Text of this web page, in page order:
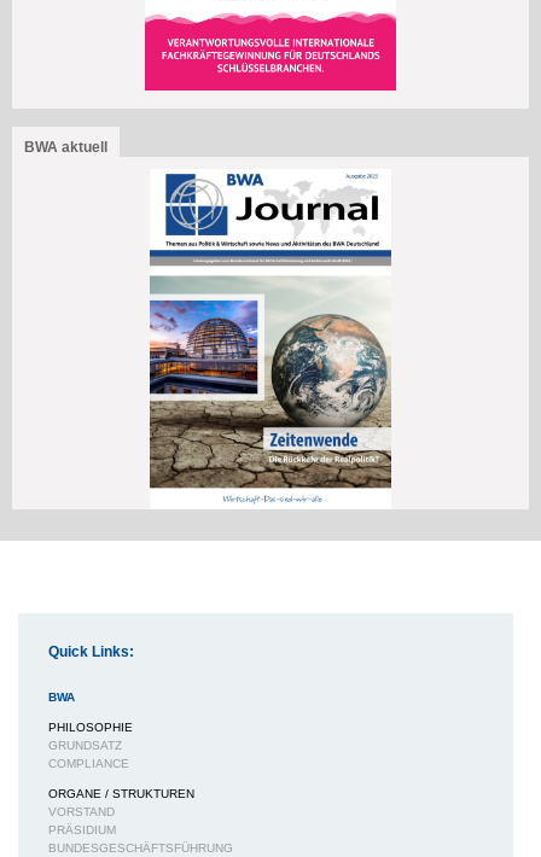
BWA aktuell
Quick Links:
BWA
PHILOSOPHIE
GRUNDSATZ
COMPLIANCE
ORGANE / STRUKTUREN
VORSTAND
PRÄSIDIUM
BUNDESGESCHÄFTSFÜHRUNG